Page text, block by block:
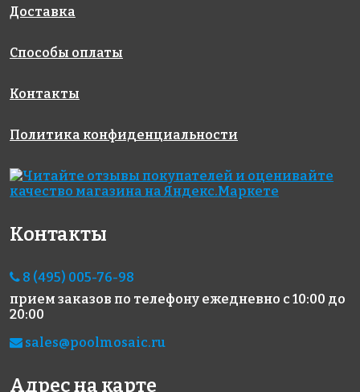
мозаика
модели
Ondulato
Dolerite
Ondulato
313x495
Доставка
Способы оплаты
Контакты
Политика конфиденциальности
Контакты
8 (495) 005-76-98
прием заказов по телефону ежедневно с 10:00 до
20:00
sales@poolmosaic.ru
Адрес на карте